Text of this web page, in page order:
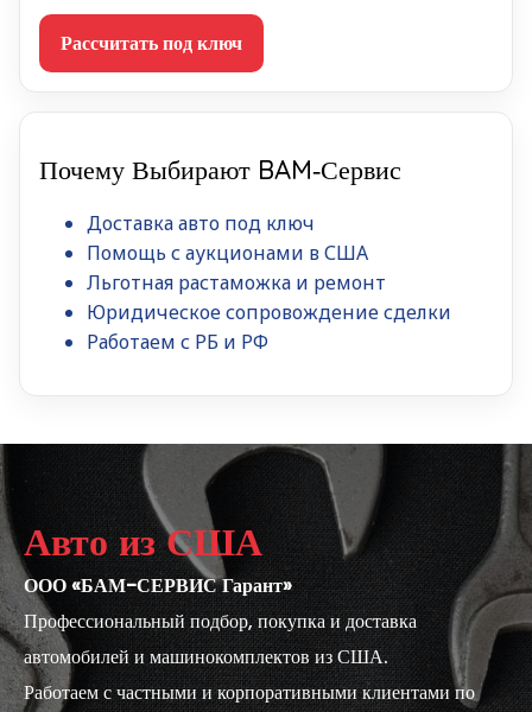
Рассчитать под ключ
Почему Выбирают BAM‑Сервис
Доставка авто под ключ
Помощь с аукционами в США
Льготная растаможка и ремонт
Юридическое сопровождение сделки
Работаем с РБ и РФ
Авто из США
ООО «БАМ-СЕРВИС Гарант»
Профессиональный подбор, покупка и доставка
автомобилей и машинокомплектов из США.
Работаем с частными и корпоративными клиентами по